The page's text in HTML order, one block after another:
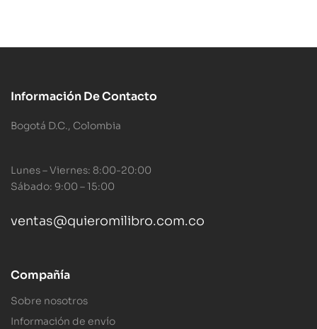
Información De Contacto
Bogotá D.C., Colombia
Lunes – Viernes: 8:00-20:00
Sábado: 9:00 – 15:00
ventas@quieromilibro.com.co
Compañía
Sobre nosotros
Información de envío